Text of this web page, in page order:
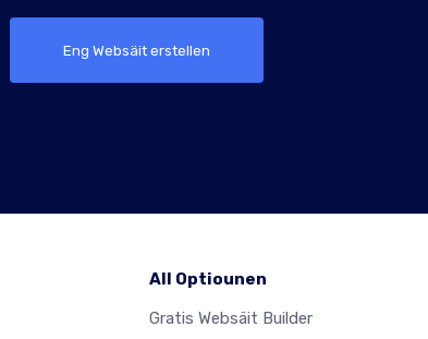
Eng Websäit erstellen
All Optiounen
Gratis Websäit Builder